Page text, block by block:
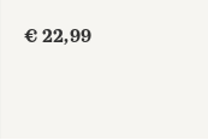
€ 22,99